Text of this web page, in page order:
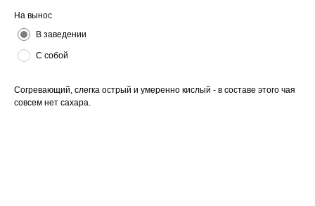
На вынос
В заведении
С собой
Согревающий, слегка острый и умеренно кислый - в составе этого чая
совсем нет сахара.